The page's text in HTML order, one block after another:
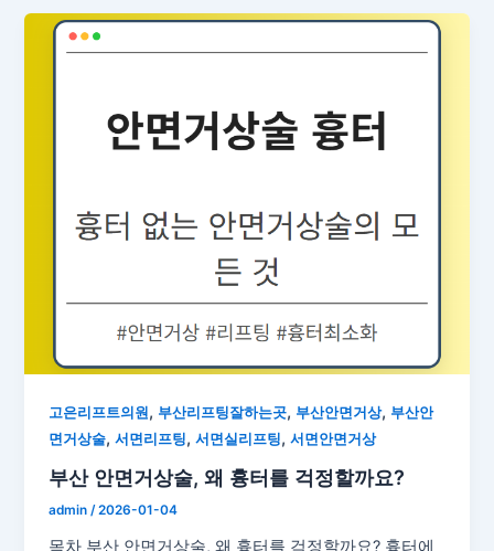
고은리프트의원 , 부산리프팅잘하는곳, 부산안면거상, 부산안
면거상술,서면리프팅,서면실리프팅,서면안면거상
부산 안면거상술, 왜 흉터를 걱정할까요?
admin/2026-01-04
목차 부산 안면거상술, 왜 흉터를 걱정할까요? 흉터에